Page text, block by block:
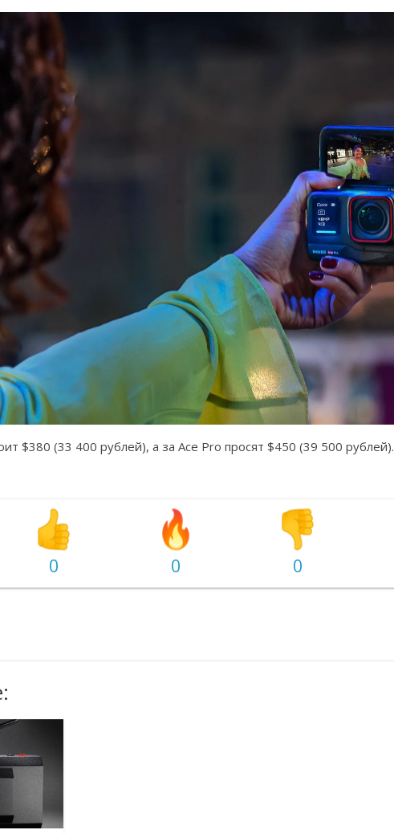
$380 (33 400 рублей), а за Ace Pro просят $450 (39 500 рублей).
0 0 0